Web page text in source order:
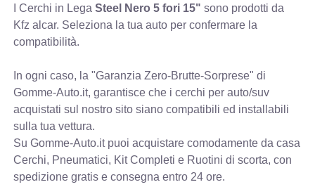
I Cerchi in LegaSteel Nero 5 fori 15" sono prodotti da
Kfz alcar. Seleziona la tua auto per confermare la
compatibilità.
In ogni caso, la "Garanzia Zero-Brutte-Sorprese" di
Gomme-Auto.it, garantisce che i cerchi per auto/suv
acquistati sul nostro sito siano compatibili ed installabili
sulla tua vettura.
Su Gomme-Auto.it puoi acquistare comodamente da casa
Cerchi, Pneumatici, Kit Completi e Ruotini di scorta, con
spedizione gratis e consegna entro 24 ore.